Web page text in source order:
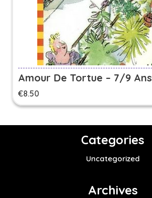
Amour De Tortue – 7/9 Ans
€8.50
Categories
Uncategorized
Archives